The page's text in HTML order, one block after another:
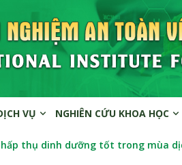
VỤ NGHIÊN CỨU KHOA HỌC
thụ dinh dưỡng tốt trong mùa